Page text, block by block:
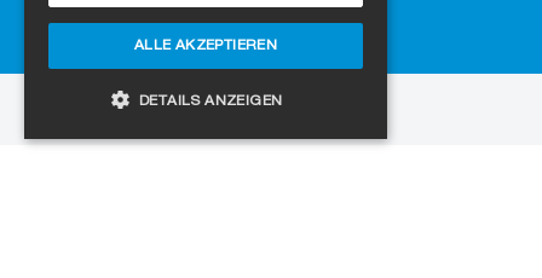
Häufig gestellte Fragen
Cookie-Einstellungen
LATVIAN
LITHUANIAN
ALLE AKZEPTIEREN
DETAILS ANZEIGEN